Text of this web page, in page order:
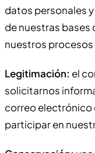
datos personales
de nuestras bases
nuestros
Legitimación: el
solicitarnos
correo electrónico
participar en